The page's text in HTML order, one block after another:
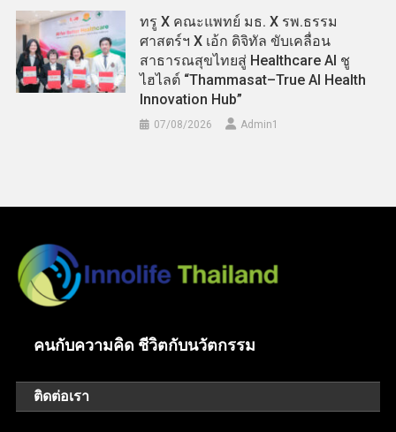
ทรู X คณะแพทย์ มธ. X รพ.ธรรม
ศาสตร์ฯ X เอ้ก ดิจิทัล ขับเคลื่อน
สาธารณสุขไทยสู่ Healthcare AI ชู
ไฮไลต์ “Thammasat–True AI Health
Innovation Hub”
07/08/2026 Admin​1
คนกับความคิด ชีวิตกับนวัตกรรม
ติดต่อเรา